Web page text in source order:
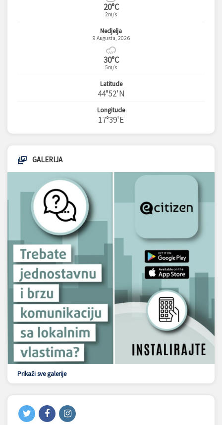
20°C
2m/s
Nedjelja
9 Augusta, 2026
30°C
5m/s
Latitude
44°52'N
Longitude
17°39'E
GALERIJA
Prikaži sve galerije